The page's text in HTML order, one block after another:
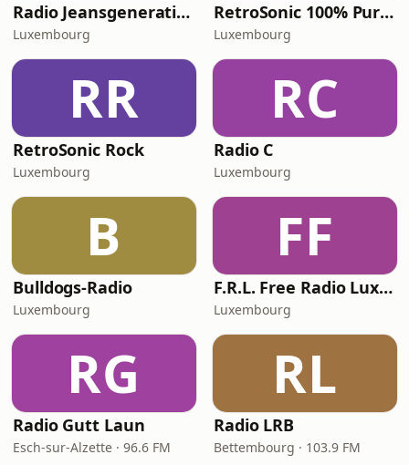
Radio Jeansgeneration
Luxembourg
RetroSonic 100% Pure 80s
Luxembourg
RR
RetroSonic Rock
Luxembourg
RC
Radio C
Luxembourg
B
Bulldogs-Radio
Luxembourg
FF
F.R.L. Free Radio Luxembourg
Luxembourg
RG
Radio Gutt Laun
Esch-sur-Alzette · 96.6 FM
RL
Radio LRB
Bettembourg · 103.9 FM